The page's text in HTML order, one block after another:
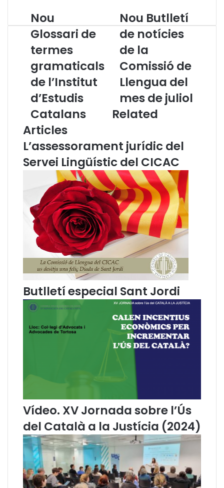
N
o
u
G
o
s
s
a
r
d
e
t
e
s
g
r
a
c
a
l
d
t
t
u
d
’
E
Nou
Glossari de
termes
gramaticals
de l’Institut
d’Estudis
Catalans
N
o
u
B
t
l
l
e
í
e
n
o
t
í
c
i
e
s
d
l
a
o
m
s
s
ó
d
e
L
n
g
u
l
Nou Butlletí
de notícies
de la
Comissió de
Llengua del
mes de juliol
Related
Articles
L’assessorament jurídic del
Servei Lingüístic del CICAC
Butlletí especial Sant Jordi
Vídeo. XV Jornada sobre l’Ús
del Català a la Justícia (2024)